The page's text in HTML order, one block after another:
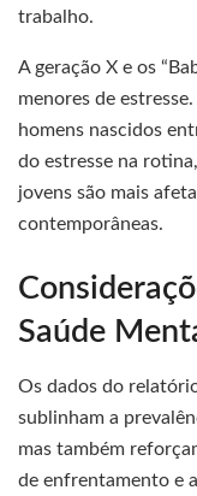
trabalho.
A geração X e os
menores de
homens nascidos
do estresse na
jovens são mais
contemporâneas.
Saúde
Os dados do
sublinham a
mas também
de enfrentamento e